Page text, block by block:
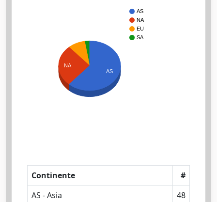
AS
NA
EU
SA
NA
AS
Continente
#
AS - Asia
48